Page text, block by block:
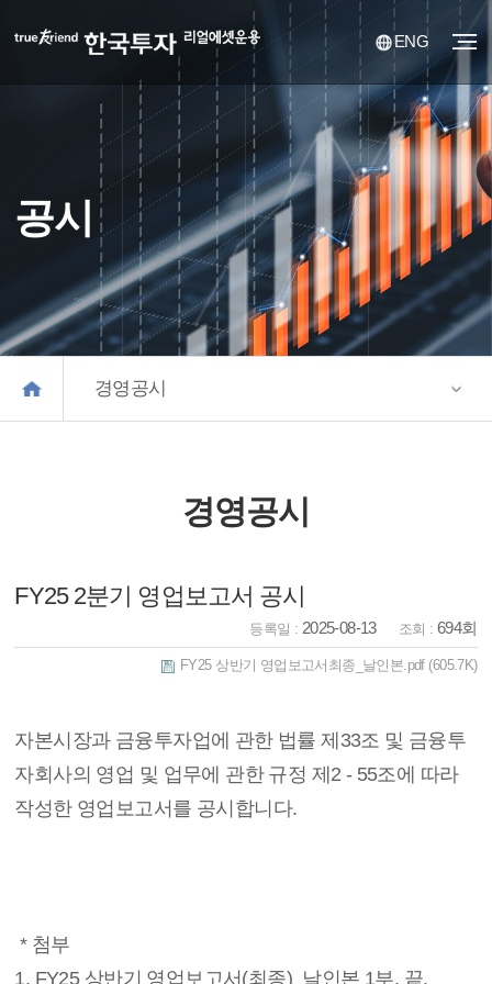
ENG
공시
경영공시
경영공시
FY25 2분기 영업보고서 공시
등록일 : 2025-08-13 조회 : 694회
FY25 상반기 영업보고서최종_날인본.pdf(605.7K)
자본시장과 금융투자업에 관한 법률 제33조 및 금융투
자회사의 영업 및 업무에 관한 규정 제2 - 55조에 따라
작성한 영업보고서를 공시합니다.
* 첨부
1. FY25 상반기 영업보고서(최종)_날인본 1부. 끝.